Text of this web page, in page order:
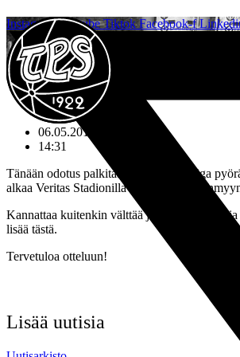
Mene
sisältöön
InstagramYoutube Tiktok Facebook-f
ETUSIVU»TÄNÄÄN SE ALKAA! MESTARIT
06.05.2011
14:31
Tänään odotus palkitaan ja Veikkausliiga
alkaa Veritas Stadionilla klo 18.30.
Kannattaa kuitenkin välttää jonot stadionilla
lisää tästä.
Tervetuloa otteluun!
Lisää uutisia